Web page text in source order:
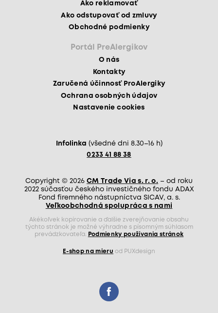
Ako reklamovať
Ako odstupovať od zmluvy
Obchodné podmienky
Portál PreAlergikov
O nás
Kontakty
Zaručená účinnosť ProAlergiky
Ochrana osobných údajov
Nastavenie cookies
Infolinka (všedné dni 8.30–16 h)
0233 41 88 38
Copyright © 2026 CM Trade Via s. r. o. – od roku
2022 súčasťou českého investičného fondu ADAX
Fond firemného nástupníctva SICAV, a. s.
Veľkoobchodná spolupráca s nami
Akékoľvek kopírovanie a ďalšie zverejňovanie obsahu
týchto stránok je možné výhradne s písomným súhlasom
prevádzkovateľa.
Podmienky používania stránok
E-shop na mieru od PUXdesign